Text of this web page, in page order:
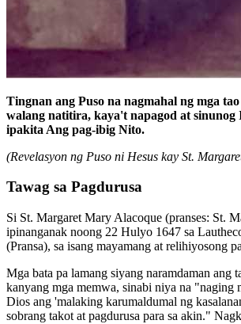
Tingnan ang Puso na nagmahal ng mga tao
walang natitira, kaya't napagod at sinunog
ipakita Ang pag-ibig Nito.
(Revelasyon ng Puso ni Hesus kay St.
Tawag sa Pagdurusa
Si St. Margaret Mary Alacoque (pranses: St.
ipinanganak noong 22 Hulyo 1647 sa
(Pransa), sa isang mayamang at relihiyosong
Mga bata pa lamang siyang naramdaman ang
kanyang mga memwa, sinabi niya na "naging
Dios ang 'malaking karumaldumal ng
sobrang takot at pagdurusa para sa akin."